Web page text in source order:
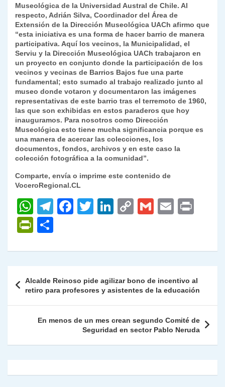
Museológica de la Universidad Austral de Chile. Al
respecto, Adrián Silva, Coordinador del Área de
Extensión de la Dirección Museológica UACh afirmo que
“esta iniciativa es una forma de hacer barrio de manera
participativa. Aquí los vecinos, la Municipalidad, el
Serviu y la Dirección Museológica UACh trabajaron en
un proyecto en conjunto donde la participación de los
vecinos y vecinas de Barrios Bajos fue una parte
fundamental; esto sumado al trabajo realizado junto al
museo donde votaron y documentaron las imágenes
representativas de este barrio tras el terremoto de 1960,
las que son exhibidas en estos paraderos que hoy
inauguramos. Para nosotros como Dirección
Museológica esto tiene mucha significancia porque es
una manera de acercar las colecciones, los
documentos, fondos, archivos y en este caso la
colección fotográfica a la comunidad”.
Comparte, envía o imprime este contenido de
VoceroRegional.CL
W
h
at
s
p
p
T
gr
m
F
e
o
o
k
T
er
Li
e
n
C
y
n
k
G
l
E
l
P
nt
Fr
ie
n
dl
m
p
ar
tir
de
entradas
Alcalde Reinoso pide agilizar bono de incentivo al
retiro para profesores y asistentes de la educación
En menos de un mes crean segundo Comité de
Seguridad en sector Pablo Neruda